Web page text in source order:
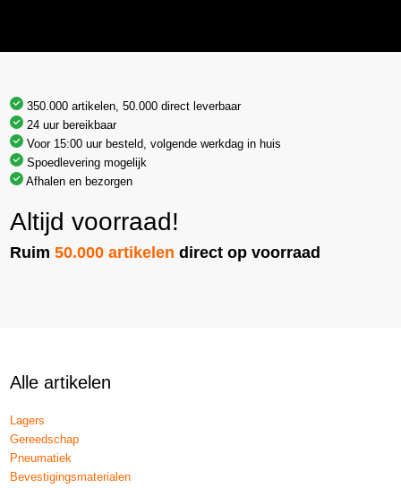
350.000 artikelen, 50.000 direct leverbaar
24 uur bereikbaar
Voor 15:00 uur besteld, volgende werkdag in huis
Spoedlevering mogelijk
Afhalen en bezorgen
Altijd voorraad!
Ruim50.000 artikelen direct op voorraad
Alle artikelen
Lagers
Gereedschap
Pneumatiek
Bevestigingsmaterialen